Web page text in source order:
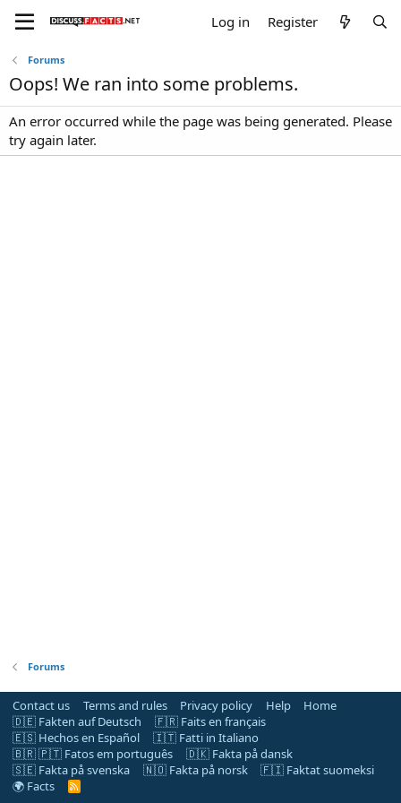
Log in Register
Forums
Oops! We ran into some problems.
An error occurred while the page was being generated. Please
try again later.
Forums
Contact us Terms and rules Privacy policy Help
Home
🇩🇪 Fakten auf Deutsch
🇫🇷 Faits en français
🇪🇸 Hechos en Español
🇮🇹 Fatti in Italiano
🇧🇷 🇵🇹 Fatos em português
🇩🇰 Fakta på dansk
🇸🇪 Fakta på svenska
🇳🇴 Fakta på norsk
🇫🇮 Faktat suomeksi
🌍 Facts
R